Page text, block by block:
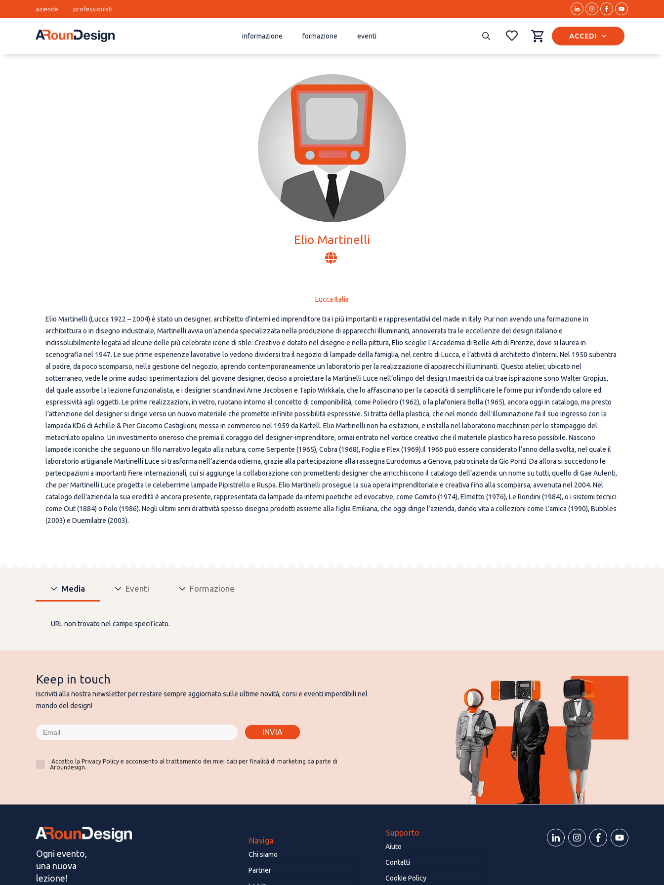
aziende professionisti
informazione formazione eventi ACCEDI
Elio Martinelli
Lucca Italia
Elio Martinelli (Lucca 1922 – 2004) è stato un designer, architetto d’interni ed imprenditore tra i più importanti e rappresentativi del made in Italy. Pur non avendo una formazione in
architettura o in disegno industriale, Martinelli avvia un’azienda specializzata nella produzione di apparecchi illuminanti, annoverata tra le eccellenze del design italiano e
indissolubilmente legata ad alcune delle più celebrate icone di stile. Creativo e dotato nel disegno e nella pittura, Elio sceglie l’Accademia di Belle Arti di Firenze, dove si laurea in
scenografia nel 1947. Le sue prime esperienze lavorative lo vedono dividersi tra il negozio di lampade della famiglia, nel centro di Lucca, e l’attività di architetto d’interni. Nel 1950 subentra
al padre, da poco scomparso, nella gestione del negozio, aprendo contemporaneamente un laboratorio per la realizzazione di apparecchi illuminanti. Questo atelier, ubicato nel
sotterraneo, vede le prime audaci sperimentazioni del giovane designer, deciso a proiettare la Martinelli Luce nell’olimpo del design.I maestri da cui trae ispirazione sono Walter Gropius,
dal quale assorbe la lezione funzionalista, e i designer scandinavi Arne Jacobsen e Tapio Wirkkala, che lo affascinano per la capacità di semplificare le forme pur infondendo calore ed
espressività agli oggetti. Le prime realizzazioni, in vetro, ruotano intorno al concetto di componibilità, come Poliedro (1962), o la plafoniera Bolla (1965), ancora oggi in catalogo, ma presto
l’attenzione del designer si dirige verso un nuovo materiale che promette infinite possibilità espressive. Si tratta della plastica, che nel mondo dell’illuminazione fa il suo ingresso con la
lampada KD6 di Achille & Pier Giacomo Castiglioni, messa in commercio nel 1959 da Kartell. Elio Martinelli non ha esitazioni, e installa nel laboratorio macchinari per lo stampaggio del
metacrilato opalino. Un investimento oneroso che premia il coraggio del designer-imprenditore, ormai entrato nel vortice creativo che il materiale plastico ha reso possibile. Nascono
lampade iconiche che seguono un filo narrativo legato alla natura, come Serpente (1965), Cobra (1968), Foglia e Flex (1969).Il 1966 può essere considerato l’anno della svolta, nel quale il
laboratorio artigianale Martinelli Luce si trasforma nell’azienda odierna, grazie alla partecipazione alla rassegna Eurodomus a Genova, patrocinata da Gio Ponti. Da allora si succedono le
partecipazioni a importanti fiere internazionali, cui si aggiunge la collaborazione con promettenti designer che arricchiscono il catalogo dell’azienda: un nome su tutti, quello di Gae Aulenti,
che per Martinelli Luce progetta le celeberrime lampade Pipistrello e Ruspa. Elio Martinelli prosegue la sua opera imprenditoriale e creativa fino alla scomparsa, avvenuta nel 2004. Nel
catalogo dell’azienda la sua eredità è ancora presente, rappresentata da lampade da interni poetiche ed evocative, come Gomito (1974), Elmetto (1976), Le Rondini (1984), o i sistemi tecnici
come Out (1884) o Polo (1986). Negli ultimi anni di attività spesso disegna prodotti assieme alla figlia Emiliana, che oggi dirige l’azienda, dando vita a collezioni come L’amica (1990), Bubbles
(2003) e Duemilatre (2003).
Media Eventi Formazione
URL non trovato nel campo specificato.
Keep in touch
Iscriviti alla nostra newsletter per restare sempre aggiornato sulle ultime novità, corsi e eventi imperdibili nel
mondo del design!
INVIA
Accetto la Privacy Policy e acconsento al trattamento dei miei dati per finalità di marketing da parte di
Aroundesign.
Ogni evento,
una nuova
lezione!
Naviga
Chi siamo
Partner
Supporto
Aiuto
Contatti
Cookie Policy